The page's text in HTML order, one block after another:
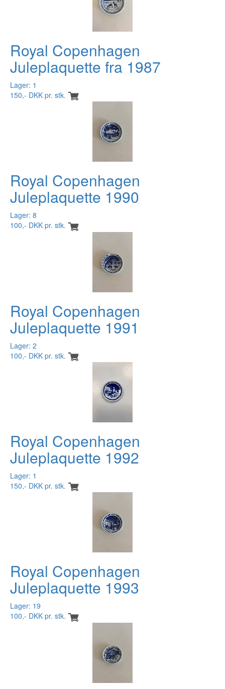
Royal Copenhagen
Juleplaquette fra 1987
Lager: 1
150,- DKK pr. stk.
Royal Copenhagen
Juleplaquette 1990
Lager: 8
100,- DKK pr. stk.
Royal Copenhagen
Juleplaquette 1991
Lager: 2
100,- DKK pr. stk.
Royal Copenhagen
Juleplaquette 1992
Lager: 1
150,- DKK pr. stk.
Royal Copenhagen
Juleplaquette 1993
Lager: 19
100,- DKK pr. stk.